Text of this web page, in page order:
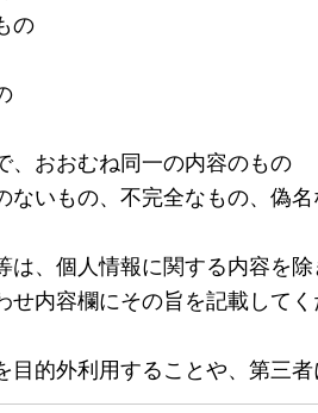
の
、おおむね同一の内容のもの
ないもの、不完全なもの、偽
、個人情報に関する内容を
内容欄にその旨を記載してく
的外利用することや、第三者